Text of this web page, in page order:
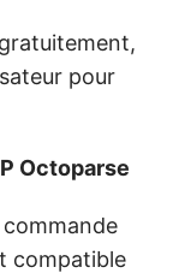
gratuitement,
pour
Octoparse
compatible